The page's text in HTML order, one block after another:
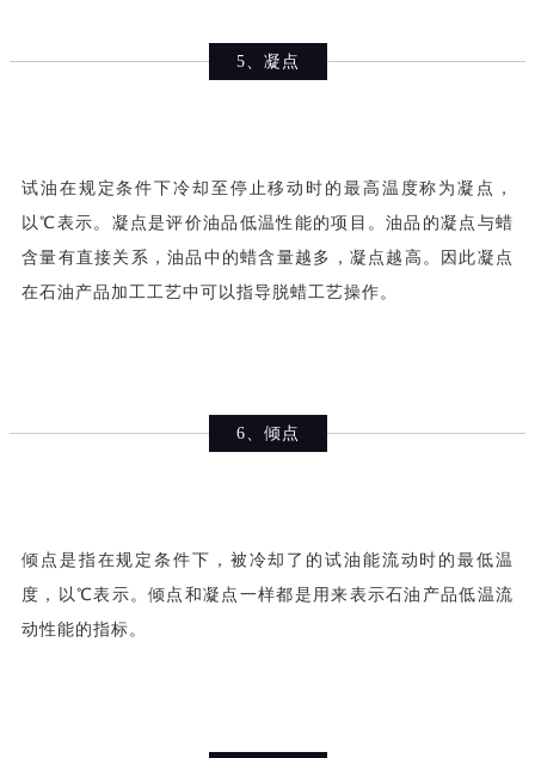
5、凝点
试油在规定条件下冷却至停止移动时的最高温度称为凝点，
以℃表示。凝点是评价油品低温性能的项目。油品的凝点与蜡
含量有直接关系，油品中的蜡含量越多，凝点越高。因此凝点
在石油产品加工工艺中可以指导脱蜡工艺操作。
6、倾点
倾点是指在规定条件下，被冷却了的试油能流动时的最低温
度，以℃表示。倾点和凝点一样都是用来表示石油产品低温流
动性能的指标。